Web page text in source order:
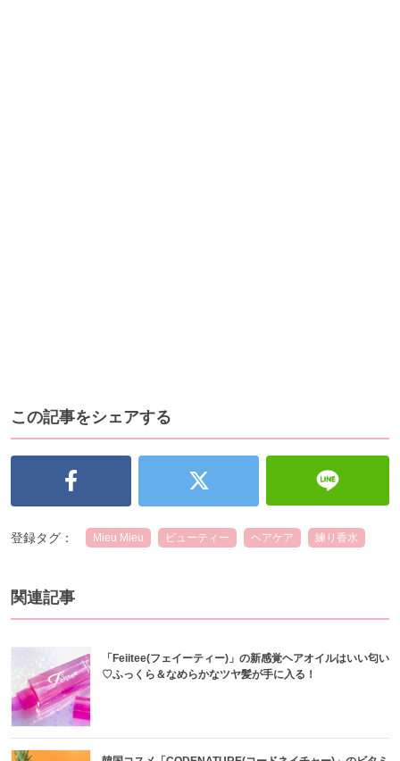
この記事をシェアする
登録タグ： Mieu Mieu ビューティー ヘアケア 練り香水
関連記事
「Feiitee(フェイーティー)」の新感覚ヘアオイルはいい匂い
♡ふっくら＆なめらかなツヤ髪が手に入る！